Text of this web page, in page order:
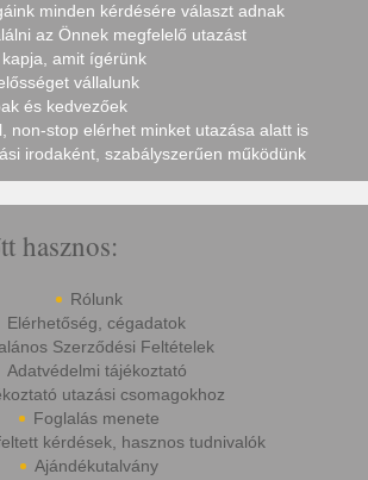
minden kérdésére választ adnak
az Önnek megfelelő utazást
amit ígérünk
vállalunk
és kedvezőek
non-stop elérhet minket utazása alatt is
irodaként, szabályszerűen működünk
hasznos:
Rólunk
Elérhetőség, cégadatok
Szerződési Feltételek
Adatvédelmi tájékoztató
utazási csomagokhoz
Foglalás menete
kérdések, hasznos tudnivalók
Ajándékutalvány